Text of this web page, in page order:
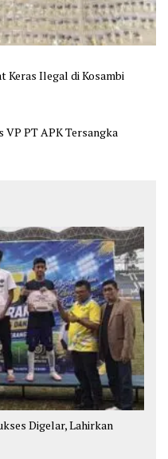
Keras Ilegal di Kosambi
VP PT APK Tersangka
Digelar, Lahirkan